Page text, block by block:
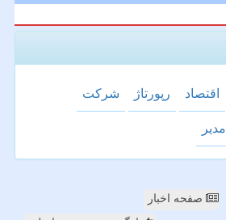
اقتصاد رپورتاژ شركت
مدیر
صفحه اخبار